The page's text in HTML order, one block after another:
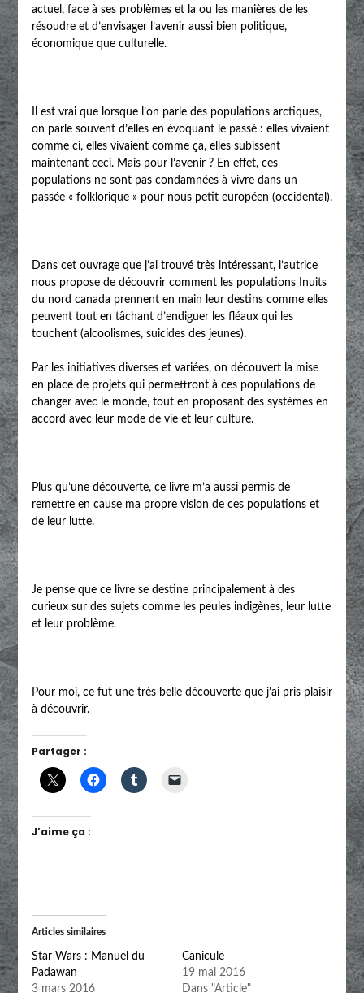
actuel, face à ses problèmes et la ou les manières de les
résoudre et d’envisager l’avenir aussi bien politique,
économique que culturelle.
Il est vrai que lorsque l’on parle des populations arctiques,
on parle souvent d’elles en évoquant le passé : elles vivaient
comme ci, elles vivaient comme ça, elles subissent
maintenant ceci. Mais pour l’avenir ? En effet, ces
populations ne sont pas condamnées à vivre dans un
passée « folklorique » pour nous petit européen (occidental).
Dans cet ouvrage que j’ai trouvé très intéressant, l’autrice
nous propose de découvrir comment les populations Inuits
du nord canada prennent en main leur destins comme elles
peuvent tout en tâchant d’endiguer les fléaux qui les
touchent (alcoolismes, suicides des jeunes).
Par les initiatives diverses et variées, on découvert la mise
en place de projets qui permettront à ces populations de
changer avec le monde, tout en proposant des systèmes en
accord avec leur mode de vie et leur culture.
Plus qu’une découverte, ce livre m’a aussi permis de
remettre en cause ma propre vision de ces populations et
de leur lutte.
Je pense que ce livre se destine principalement à des
curieux sur des sujets comme les peules indigènes, leur lutte
et leur problème.
Pour moi, ce fut une très belle découverte que j’ai pris plaisir
à découvrir.
Partager :
J’aime ça :
Articles similaires
Star Wars : Manuel du
Padawan
3 mars 2016
Canicule
19 mai 2016
Dans "Article"